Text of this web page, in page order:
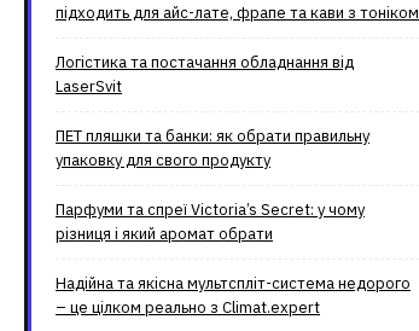
підходить для айс-лате, фрапе та кави з тоніком
Логістика та постачання обладнання від
LaserSvit
ПЕТ пляшки та банки: як обрати правильну
упаковку для свого продукту
Парфуми та спреї Victoria’s Secret: у чому
різниця і який аромат обрати
Надійна та якісна мультспліт-система недорого
– це цілком реально з Climat.еxpert